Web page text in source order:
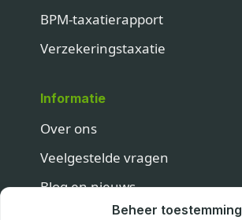
Beheer toestemming
BPM-taxatierapport
Verzekeringstaxatie
Informatie
Over ons
Veelgestelde vragen
Blog en nieuws